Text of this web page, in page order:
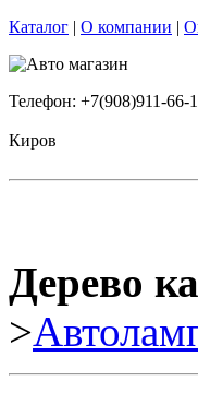
Каталог | О компании |
Телефон: +7(908)911-66-
Киров
Дерево
>